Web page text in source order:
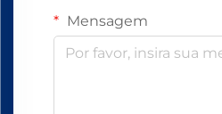
Mensagem